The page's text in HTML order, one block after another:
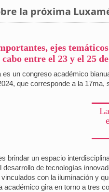
la próxima
ejes
entre el 23 y el 25
es un congreso académico
que corresponde a la
brindar un espacio
desarrollo de tecnologías
vinculados con la iluminación y
académico gira en torno a tres